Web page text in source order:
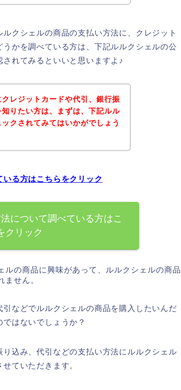
クシェルの商品の支払い方法に、クレジット
かを調べている方は、下記ルルクシェルの公
れてみるといいと思いますよ♪
レジットカードや代引、銀行振
りたい方は、まずは、下記ルル
クされてみてはいかがでしょう
る方はこちらをクリック
について調べている方はこ
クリック
ルの商品に興味があって、ルルクシェルの商品
ません。
などでルルクシェルの商品を購入したいんだ
はないでしょうか？
込み、代引などの支払い方法にルルクシェル
ていただきます。